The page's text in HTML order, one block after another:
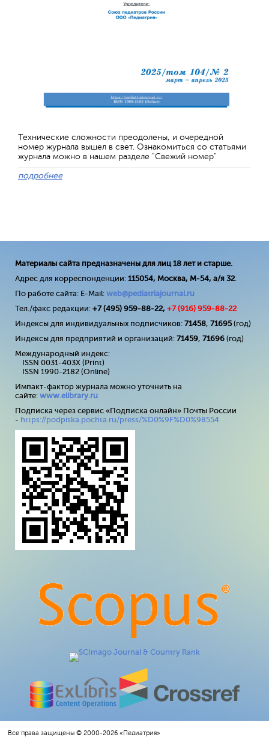
Технические сложности преодолены, и очередной
номер журнала вышел в свет. Ознакомиться со статьями
журнала можно в нашем разделе "Свежий номер"
подробнее
Материалы сайта предназначены для лиц 18 лет и старше.
Адрес для корреспонденции: 115054, Москва, М-54, а/я 32.
По работе сайта: E-Mail: web@pediatriajournal.ru
Тел./факс редакции: +7 (495) 959-88-22, +7 (916) 959-88-22
Индексы для индивидуальных подписчиков: 71458, 71695(год)
Индексы для предприятий и организаций: 71459, 71696 (год)
Международный индекс:
ISSN 0031-403X (Print)
ISSN 1990-2182 (Online)
Импакт-фактор журнала можно уточнить на
сайте: www.elibrary.ru
Подписка через сервис «Подписка онлайн» Почты России
- https://podpiska.pochta.ru/press/%D0%9F%D0%98554
Все права защищены © 2000-2026 «Педиатрия»